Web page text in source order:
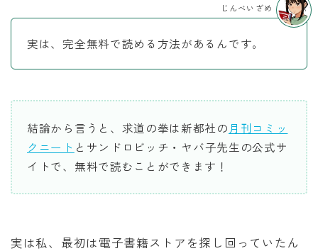
実は、完全無料で読める方法があるんです。
じんべいざめ
結論から言うと、求道の拳は新都社の月刊コミッ
クニート とサンドロビッチ・ヤバ子先生の公式サ
イトで、無料で読むことができます！
実は私、最初は電子書籍ストアを探し回っていたん